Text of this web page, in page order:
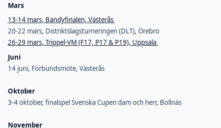
Mars
13-14 mars, Bandyfinalen, Västerås
20-22 mars, Distriktslagsturneringen (DLT), Örebro
26-29 mars, Trippel-VM (F17, P17 & P19), Uppsala
Juni
14 juni, Förbundsmöte, Västerås
Oktober
3-4 oktober, finalspel Svenska Cupen dam och herr, Bollnäs
November